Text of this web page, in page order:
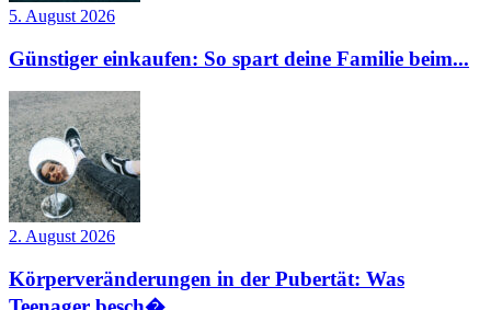
5. August 2026
Günstiger einkaufen: So spart deine Familie beim...
2. August 2026
Körperveränderungen in der Pubertät: Was